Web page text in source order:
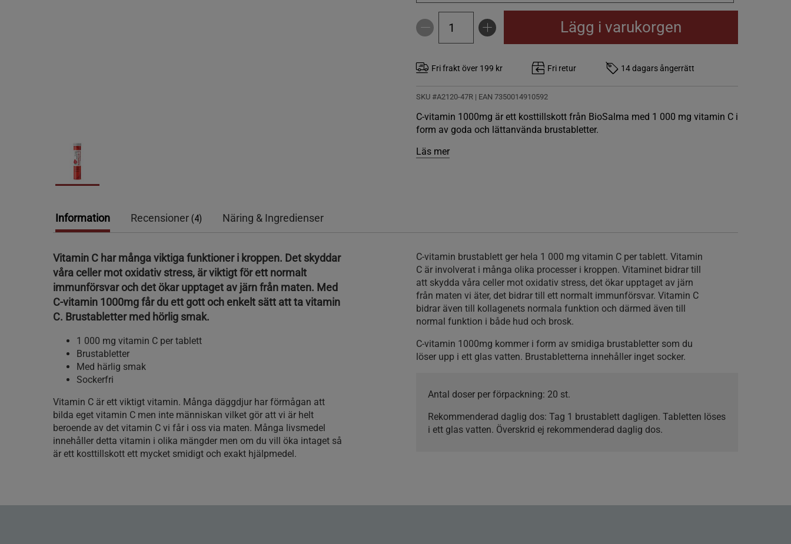
Lägg i varukorgen
Fri frakt över 199 kr Fri retur 14 dagars ångerrätt
SKU #A2120-47R | EAN 7350014910592
C-vitamin 1000mg är ett kosttillskott från BioSalma med 1 000 mg vitamin C i
form av goda och lättanvända brustabletter.
Läs mer
Information Recensioner (4) Näring & Ingredienser
Vitamin C har många viktiga funktioner i kroppen. Det skyddar
våra celler mot oxidativ stress, är viktigt för ett normalt
immunförsvar och det ökar upptaget av järn från maten. Med
C-vitamin 1000mg får du ett gott och enkelt sätt att ta vitamin
C. Brustabletter med hörlig smak.
1 000 mg vitamin C per tablett
Brustabletter
Med härlig smak
Sockerfri
Vitamin C är ett viktigt vitamin. Många däggdjur har förmågan att
bilda eget vitamin C men inte människan vilket gör att vi är helt
beroende av det vitamin C vi får i oss via maten. Många livsmedel
innehåller detta vitamin i olika mängder men om du vill öka intaget så
är ett kosttillskott ett mycket smidigt och exakt hjälpmedel.
C-vitamin brustablett ger hela 1 000 mg vitamin C per tablett. Vitamin
C är involverat i många olika processer i kroppen. Vitaminet bidrar till
att skydda våra celler mot oxidativ stress, det ökar upptaget av järn
från maten vi äter, det bidrar till ett normalt immunförsvar. Vitamin C
bidrar även till kollagenets normala funktion och därmed även till
normal funktion i både hud och brosk.
C-vitamin 1000mg kommer i form av smidiga brustabletter som du
löser upp i ett glas vatten. Brustabletterna innehåller inget socker.
Antal doser per förpackning: 20 st.
Rekommenderad daglig dos: Tag 1 brustablett dagligen. Tabletten löses
i ett glas vatten. Överskrid ej rekommenderad daglig dos.